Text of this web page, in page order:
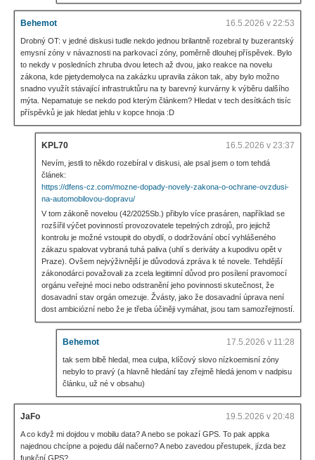
Behemot 16.5.2026 v 22:53
Drobný OT: v jedné diskusi tudle nekdo jednou brilantně rozebral ty buzerantský
emysní zóny v návaznosti na parkovací zóny, poměrně dlouhej příspěvek. Bylo
to nekdy v posledních zhruba dvou letech až dvou, jako reakce na novelu
zákona, kde pjetydemolyca na zakázku upravila zákon tak, aby bylo možno
snadno využít stávající infrastruktůru na ty barevný kurvárny k výběru dalšího
mýta. Nepamatuje se nekdo pod kterým článkem? Hledat v tech desítkách tisíc
příspěvků je jak hledat jehlu v kopce hnoja :D
KPL70 16.5.2026 v 23:37
Nevím, jestli to někdo rozebíral v diskusi, ale psal jsem o tom tehdá
článek:
https://dfens-cz.com/mozne-dopady-novely-zakona-o-ochrane-ovzdusi-
na-automobilovou-dopravu/
V tom zákoně novelou (42/2025Sb.) přibylo více prasáren, například se
rozšířil výčet povinností provozovatele tepelných zdrojů, pro jejichž
kontrolu je možné vstoupit do obydlí, o dodržování obcí vyhlášeného
zákazu spalovat vybraná tuhá paliva (uhlí s deriváty a kupodivu opět v
Praze). Ovšem nejvýživnější je důvodová zpráva k té novele. Tehdější
zákonodárci považovali za zcela legitimní důvod pro posílení pravomocí
orgánu veřejné moci nebo odstranění jeho povinnosti skutečnost, že
dosavadní stav orgán omezuje. Žvásty, jako že dosavadní úprava není
dost ambiciózní nebo že je třeba účiněji vymáhat, jsou tam samozřejmostí.
Behemot 17.5.2026 v 11:28
tak sem blbě hledal, mea culpa, klíčový slovo nízkoemisní zóny
nebylo to pravý (a hlavně hledání tay zřejmě hledá jenom v nadpisu
článku, už né v obsahu)
JaFo 19.5.2026 v 20:48
A co když mi dojdou v mobilu data? A nebo se pokazí GPS. To pak appka
najednou chcípne a pojedu dál načerno? A nebo zavedou přestupek, jízda bez
funkční GPS?